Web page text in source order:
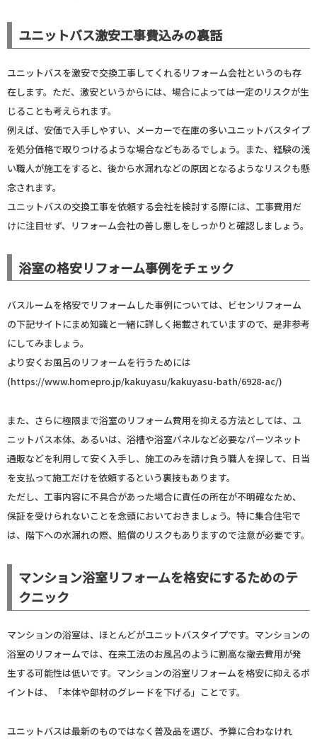
ユニットバス激安工事費込みの裏話
ユニットバスを激安で交換工事してくれるリフォーム会社というのも存
在します。ただ、激安というからには、場合によっては一定のリスクが生
じることも考えられます。
例えば、安価で入手しやすい、メーカーで在庫の多いユニットバスタイプ
を処分価格で取りつけるような場合などもあるでしょう。また、経験の浅
い職人が施工をすると、後から水漏れなどの原因となるようなリスクも懸
念されます。
ユニットバスの交換工事を依頼する会社を検討する際には、工事費用だ
けに注目せず、リフォーム会社の善し悪しをしっかりと確認しましょう。
浴室の格安リフォーム事例をチェック
バスルームを格安でリフォームした事例については、ビセンリフォーム
の下記サイトにまめ知識と一緒に詳しく掲載されていますので、是非参考
にしてみましょう。
より安くお風呂のリフォームを行うためには
(https://www.homepro.jp/kakuyasu/kakuyasu-bath/6928-ac/)
また、さらに極限まで浴室のリフォーム費用を抑える方法としては、ユ
ニットバス本体、あるいは、浴槽や浴室パネルなど必要なパーツネット
通販などを利用して安く入手し、施工のみを請け負う職人を探して、日当
を支払って施工だけを依頼するという裏技もあります。
ただし、工事内容に不具合があった場合に責任の所在が不明確なため、
保証を受けられないことを念頭においておきましょう。特に集合住宅で
は、階下への水漏れの際、賠償のリスクもありますので注意が必要です。
マンション浴室リフォームを格安にするためのテ
クニック
マンションの浴室は、ほとんどがユニットバスタイプです。マンションの
浴室のリフォームでは、在来工法のお風呂のように割高な撤去費用が発
生する可能性は低いです。マンションの浴室リフォームを格安に抑えるポ
イントは、「本体や部材のグレードを下げる」ことです。
ユニットバスは最新のものではなく普及品を選び、予算に合わなけれ